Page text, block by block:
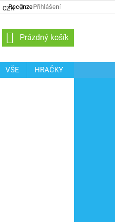
Recenze
CZK Přihlášení
NÁKUPNÍ
KOŠÍK
Prázdný košík
VŠE
HRAČKY